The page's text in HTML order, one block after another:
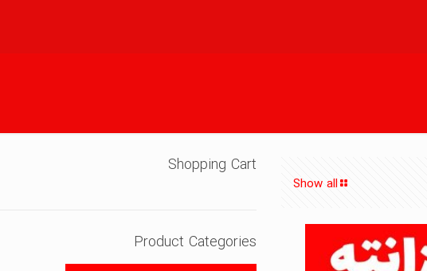
Show all
Shopping Cart
Product Categories